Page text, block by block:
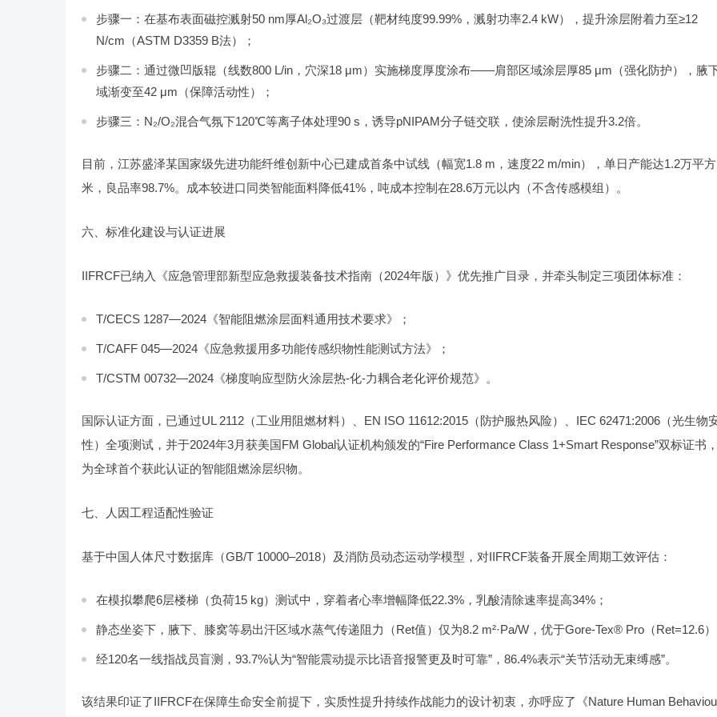
步骤一：在基布表面磁控溅射50 nm厚Al₂O₃过渡层（靶材纯度99.99%，溅射功率2.4 kW），提升涂层附着力至≥12
N/cm（ASTM D3359 B法）；
步骤二：通过微凹版辊（线数800 L/in，穴深18 μm）实施梯度厚度涂布——肩部区域涂层厚85 μm（强化防护），腋
域渐变至42 μm（保障活动性）；
步骤三：N₂/O₂混合气氛下120℃等离子体处理90 s，诱导pNIPAM分子链交联，使涂层耐洗性提升3.2倍。
目前，江苏盛泽某国家级先进功能纤维创新中心已建成首条中试线（幅宽1.8 m，速度22 m/min），单日产能达1.2万平方
米，良品率98.7%。成本较进口同类智能面料降低41%，吨成本控制在28.6万元以内（不含传感模组）。
六、标准化建设与认证进展
IIFRCF已纳入《应急管理部新型应急救援装备技术指南（2024年版）》优先推广目录，并牵头制定三项团体标准：
T/CECS 1287—2024《智能阻燃涂层面料通用技术要求》；
T/CAFF 045—2024《应急救援用多功能传感织物性能测试方法》；
T/CSTM 00732—2024《梯度响应型防火涂层热-化-力耦合老化评价规范》。
国际认证方面，已通过UL 2112（工业用阻燃材料）、EN ISO 11612:2015（防护服热风险）、IEC 62471:2006（光生物
性）全项测试，并于2024年3月获美国FM Global认证机构颁发的“Fire Performance Class 1+Smart Response”双标证书
为全球首个获此认证的智能阻燃涂层织物。
七、人因工程适配性验证
基于中国人体尺寸数据库（GB/T 10000–2018）及消防员动态运动学模型，对IIFRCF装备开展全周期工效评估：
在模拟攀爬6层楼梯（负荷15 kg）测试中，穿着者心率增幅降低22.3%，乳酸清除速率提高34%；
静态坐姿下，腋下、膝窝等易出汗区域水蒸气传递阻力（Ret值）仅为8.2 m²·Pa/W，优于Gore-Tex® Pro（Ret=12.6
经120名一线指战员盲测，93.7%认为“智能震动提示比语音报警更及时可靠”，86.4%表示“关节活动无束缚感”。
该结果印证了IIFRCF在保障生命安全前提下，实质性提升持续作战能力的设计初衷，亦呼应了《Nature Human